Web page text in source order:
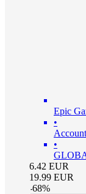
Epic
•
Account
•
6.42 EUR
19.99 EUR
-68%